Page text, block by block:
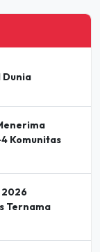
Dunia
Komunitas
2026
Ternama